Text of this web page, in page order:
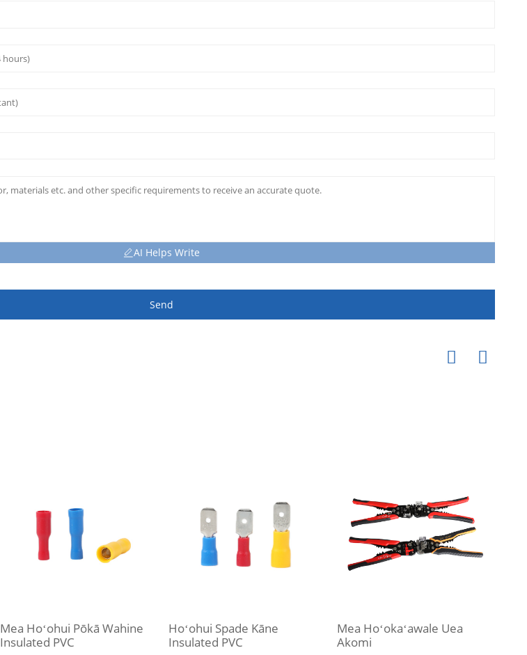
AI Helps Write
Send
Mea Hoʻohui Pōkā Wahine
Insulated PVC
Hoʻohui Spade Kāne
Insulated PVC
Mea Hoʻokaʻawale Uea
Akomi